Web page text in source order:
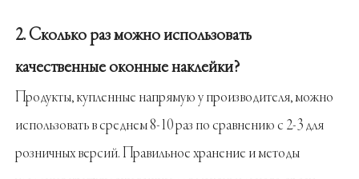
2. Сколько раз можно использовать
качественные оконные наклейки?
Продукты, купленные напрямую у производителя, можно
использовать в среднем 8-10 раз по сравнению с 2-3 для
розничных версий. Правильное хранение и методы